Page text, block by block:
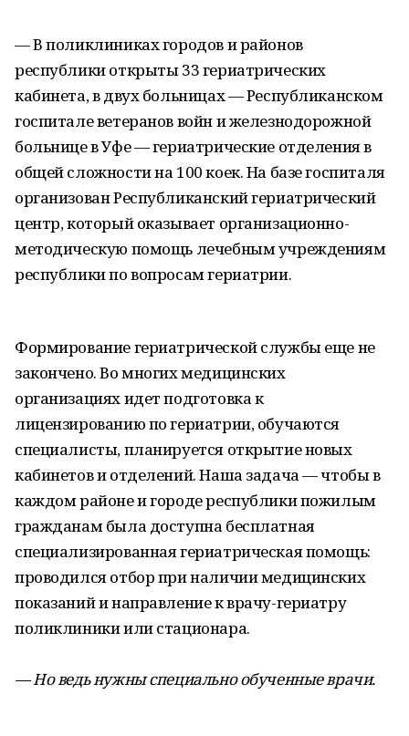
— В поликлиниках городов и районов
республики открыты 33 гериатрических
кабинета, в двух больницах — Республиканском
госпитале ветеранов войн и железнодорожной
больнице в Уфе — гериатрические отделения в
общей сложности на 100 коек. На базе госпиталя
организован Республиканский гериатрический
центр, который оказывает организационно-
методическую помощь лечебным учреждениям
республики по вопросам гериатрии.
Формирование гериатрической службы еще не
закончено. Во многих медицинских
организациях идет подготовка к
лицензированию по гериатрии, обучаются
специалисты, планируется открытие новых
кабинетов и отделений. Наша задача — чтобы в
каждом районе и городе республики пожилым
гражданам была доступна бесплатная
специализированная гериатрическая помощь:
проводился отбор при наличии медицинских
показаний и направление к врачу-гериатру
поликлиники или стационара.
— Но ведь нужны специально обученные врачи.